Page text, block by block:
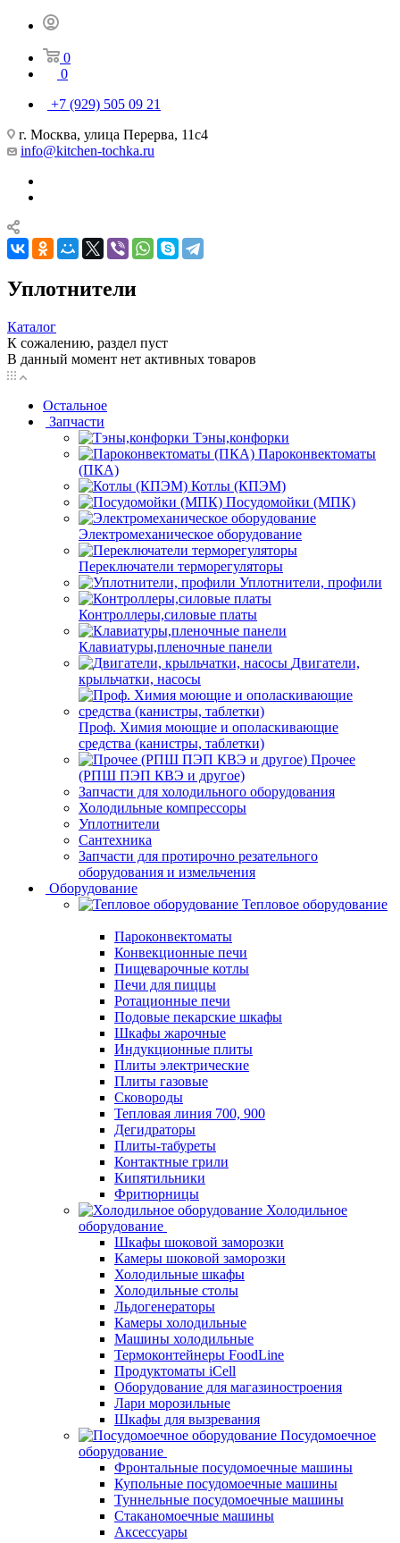
0
0
+7 (929) 505 09 21
г. Москва, улица Перерва, 11с4
info@kitchen-tochka.ru
Уплотнители
Каталог
К сожалению, раздел пуст
В данный момент нет активных товаров
Остальное
Запчасти
Тэны,конфорки
Пароконвектоматы
(ПКА)
Котлы (КПЭМ)
Посудомойки (МПК)
Электромеханическое оборудование
Переключатели терморегуляторы
Уплотнители, профили
Контроллеры,силовые платы
Клавиатуры,пленочные панели
Двигатели,
крыльчатки, насосы
Проф. Химия моющие и ополаскивающие
средства (канистры, таблетки)
Прочее
(РПШ ПЭП КВЭ и другое)
Запчасти для холодильного оборудования
Холодильные компрессоры
Уплотнители
Сантехника
Запчасти для протирочно резательного
оборудования и измельчения
Оборудование
Тепловое оборудование
Пароконвектоматы
Конвекционные печи
Пищеварочные котлы
Печи для пиццы
Ротационные печи
Подовые пекарские шкафы
Шкафы жарочные
Индукционные плиты
Плиты электрические
Плиты газовые
Сковороды
Тепловая линия 700, 900
Дегидраторы
Плиты-табуреты
Контактные грили
Кипятильники
Фритюрницы
Холодильное
оборудование
Шкафы шоковой заморозки
Камеры шоковой заморозки
Холодильные шкафы
Холодильные столы
Льдогенераторы
Камеры холодильные
Машины холодильные
Термоконтейнеры FoodLine
Продуктоматы iCell
Оборудование для магазиностроения
Лари морозильные
Шкафы для вызревания
Посудомоечное
оборудование
Фронтальные посудомоечные машины
Купольные посудомоечные машины
Туннельные посудомоечные машины
Стаканомоечные машины
Аксессуары